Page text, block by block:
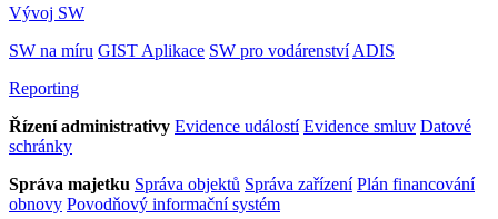
Vývoj SW
SW na míru GIST Aplikace SW pro vodárenství ADIS
Reporting
Řízení administrativy Evidence událostí Evidence smluv Datové
schránky
Správa majetku Správa objektů Správa zařízení Plán financování
obnovy Povodňový informační systém